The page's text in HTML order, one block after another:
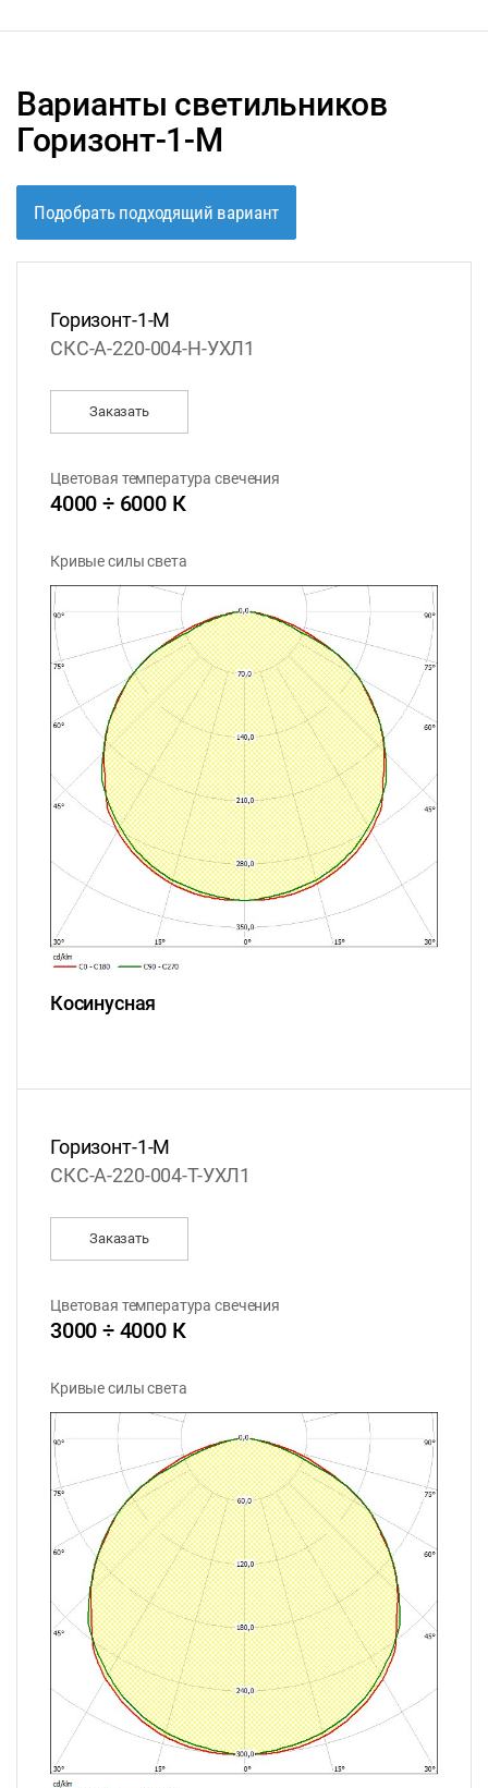
Варианты светильников
Горизонт-1-М
Подобрать подходящий вариант
Горизонт-1-М
СКС-А-220-004-Н-УХЛ1
Заказать
Цветовая температура свечения
4000 ÷ 6000 К
Кривые силы света
Косинусная
Горизонт-1-М
СКС-А-220-004-T-УХЛ1
Заказать
Цветовая температура свечения
3000 ÷ 4000 К
Кривые силы света